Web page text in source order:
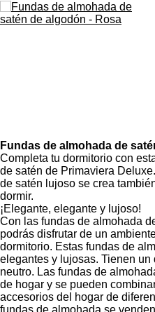
Fundas de almohada de
Completa tu dormitorio con
de satén de Primaviera
de satén lujoso se crea
dormir.
¡Elegante, elegante y lujoso!
Con las fundas de almohada
podrás disfrutar de un
dormitorio. Estas fundas de
elegantes y lujosas. Tienen
neutro. Las fundas de
de hogar y se pueden
accesorios del hogar de
fundas de almohada se